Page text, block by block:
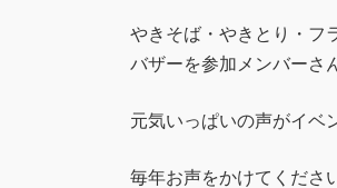
やきそば・やきとり・フ
バザーを参加メンバーさ
元気いっぱいの声がイベ
毎年お声をかけてくださ